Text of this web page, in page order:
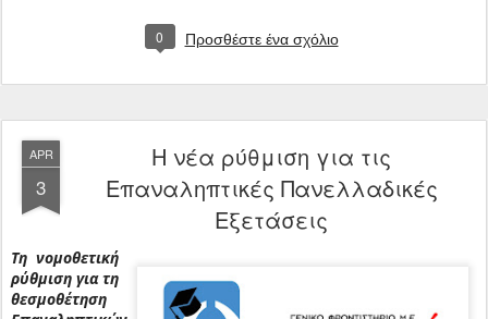
0 Προσθέστε ένα σχόλιο
APR
3
Η νέα ρύθμιση για τις
Επαναληπτικές Πανελλαδικές
Εξετάσεις
Τη νομοθετική
ρύθμιση για τη
θεσμοθέτηση